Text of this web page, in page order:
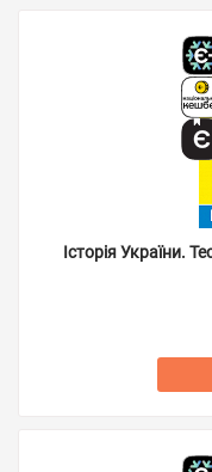
Історія України.